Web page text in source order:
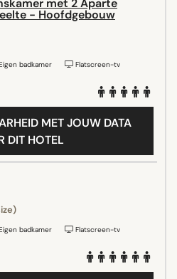
- Hoofdgebouw
badkamer Flatscreen-tv
MET JOUW DATA
DIT HOTEL
badkamer Flatscreen-tv